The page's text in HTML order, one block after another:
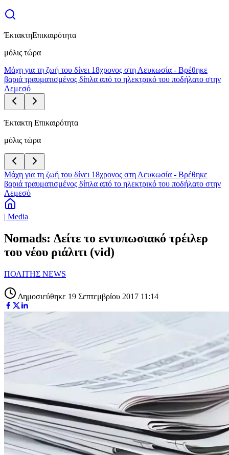
ΈκτακτηΕπικαιρότητα
μόλις τώρα
Μάχη για τη ζωή του δίνει 18χρονος στη Λευκωσία - Βρέθηκε
βαριά τραυματισμένος δίπλα από το ηλεκτρικό του ποδήλατο στην
Λεμεσό
Έκτακτη Επικαιρότητα
μόλις τώρα
Μάχη για τη ζωή του δίνει 18χρονος στη Λευκωσία - Βρέθηκε
βαριά τραυματισμένος δίπλα από το ηλεκτρικό του ποδήλατο στην
Λεμεσό
| Media
Nomads: Δείτε το εντυπωσιακό τρέιλερ
του νέου ριάλιτι (vid)
ΠΟΛΙΤΗΣ NEWS
Δημοσιεύθηκε 19 Σεπτεμβρίου 2017 11:14